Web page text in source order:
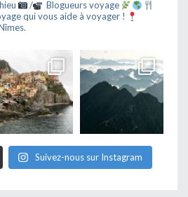
/
Blogueurs voyage
qui vous aide à voyager !
Suivez-nous sur Instagram